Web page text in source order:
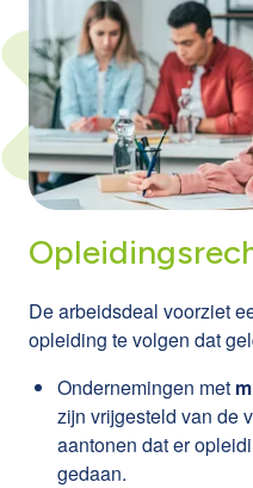
De arbeidsdeal voorziet
opleiding te volgen dat
Ondernemingen met
zijn vrijgesteld van de
aantonen dat er
gedaan.